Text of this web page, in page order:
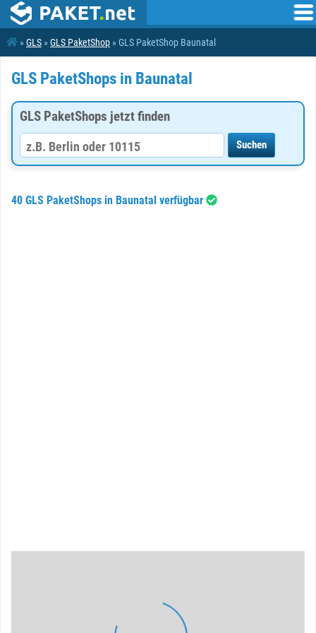
»GLS »GLS PaketShop » GLS PaketShop Baunatal
GLS PaketShops in Baunatal
GLS PaketShops jetzt finden
40 GLS PaketShops in Baunatal verfügbar